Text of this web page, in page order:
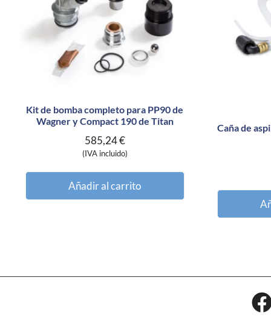
Kit de bomba completo para PP90 de
Wagner y Compact 190 de Titan
585,24€
(IVA incluido)
Añadir al carrito
Caña de